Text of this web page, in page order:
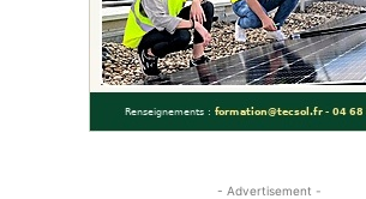
- Advertisement -